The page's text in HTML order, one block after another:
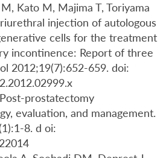
Kato M, Majima T, Toriyama
injection of autologous
cells for the treatment
incontinence: Report of three
2012;19(7):652-659. doi:
prostatectomy
evaluation, and management.
8. d oi: